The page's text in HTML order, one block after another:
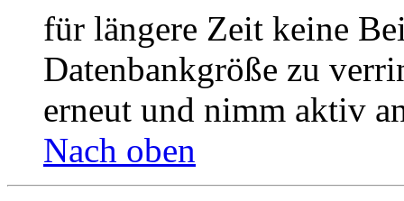
für längere Zeit keine
Datenbankgröße zu
erneut und nimm aktiv
Nach oben